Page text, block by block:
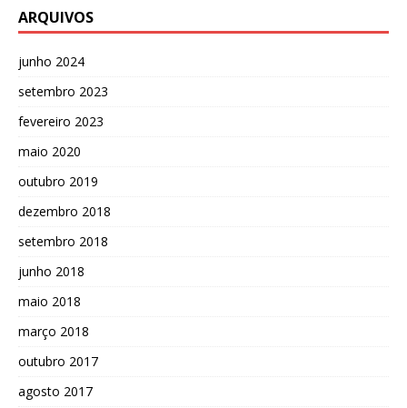
ARQUIVOS
junho 2024
setembro 2023
fevereiro 2023
maio 2020
outubro 2019
dezembro 2018
setembro 2018
junho 2018
maio 2018
março 2018
outubro 2017
agosto 2017